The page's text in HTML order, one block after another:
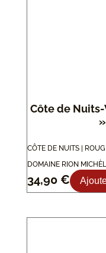
Côte de
CÔTE DE NUITS |
DOMAINE RION
34,90 €